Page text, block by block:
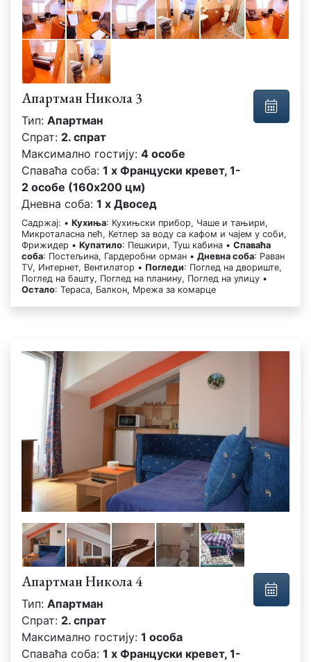
Апартман Никола 3
Тип: Апартман
Спрат: 2. спрат
Максимално гостију: 4 особе
Спаваћа соба: 1 x Француски кревет, 1-
2 особе (160x200 цм)
Дневна соба: 1 x Двосед
Садржај: • Кухиња: Кухињски прибор, Чаше и тањири,
Микроталасна пећ, Кетлер за воду са кафом и чајем у соби,
Фрижидер • Купатило: Пешкири, Туш кабина • Спаваћа
соба: Постељина, Гардеробни орман • Дневна соба: Раван
TV, Интернет, Вентилатор • Погледи: Поглед на двориште,
Поглед на башту, Поглед на планину, Поглед на улицу •
Остало: Тераса, Балкон, Мрежа за комарце
Апартман Никола 4
Тип: Апартман
Спрат: 2. спрат
Максимално гостију: 1 особа
Спаваћа соба: 1 x Француски кревет, 1-